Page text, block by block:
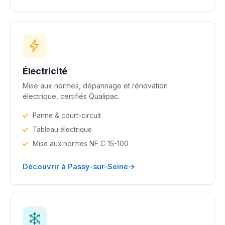
Électricité
Mise aux normes, dépannage et rénovation
électrique, certifiés Qualipac.
Panne & court-circuit
Tableau électrique
Mise aux normes NF C 15-100
Découvrir à Passy-sur-Seine→